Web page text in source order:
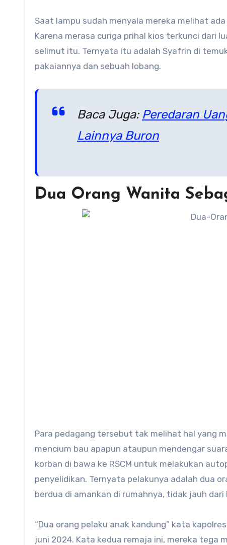
Saat lampu sudah menyala mereka melihat
Karena merasa curiga prihal kios terkunci dari
selimut itu. Ternyata itu adalah Syafrin di
pakaiannya dan sebuah lobang.
Baca Juga: Peredaran
Lainnya Buron
Dua Orang Wanita
Para pedagang tersebut tak melihat hal yang
mencium bau apapun ataupun mendengar
korban di bawa ke RSCM untuk melakukan
penyelidikan. Ternyata pelakunya adalah dua
berdua di amankan di rumahnya, tidak jauh dari
“Dua orang pelaku anak kandung” kata
juni 2024. Kata kedua remaja ini, mereka tega